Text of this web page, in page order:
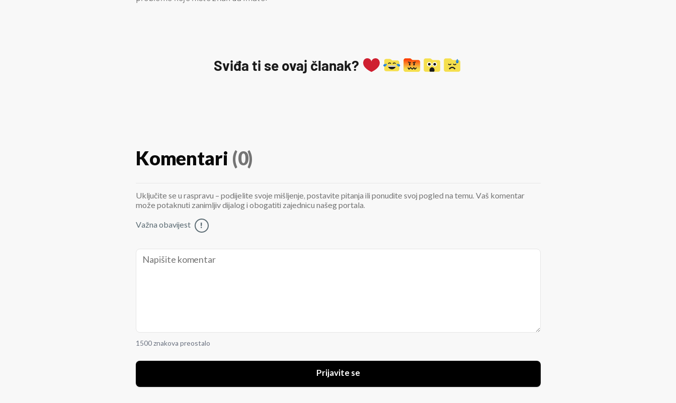
Sviđa ti se ovaj članak?
Komentari (0)
Uključite se u raspravu – podijelite svoje mišljenje, postavite pitanja ili ponudite svoj pogled na temu. Vaš komentar
može potaknuti zanimljiv dijalog i obogatiti zajednicu našeg portala.
Važna obavijest !
1500 znakova preostalo
Prijavite se